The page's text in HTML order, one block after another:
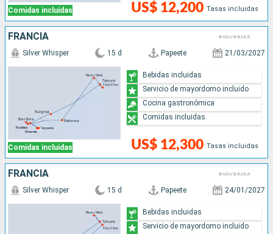
Comidas incluidas US$ 12,200 Tasas incluidas
FRANCIA
Comidas incluidas
Silver Whisper 15 d Papeete 21/03/2027
US$ 12,300 Tasas incluidas
Bebidas incluidas
Servicio de mayordomo incluido
Cocina gastronómica
Comidas incluidas
FRANCIA
Silver Whisper 15 d Papeete 24/01/2027
Bebidas incluidas
Servicio de mayordomo incluido